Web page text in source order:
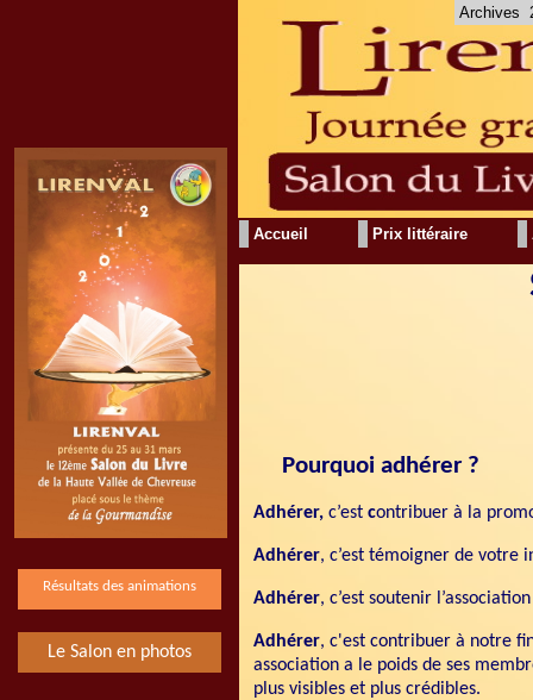
Accueil Prix littéraire
Archives
Résultats des animations
Le Salon en photos
Pourquoi adhérer ?
Adhérer, c’est contribuer à la
Adhérer, c’est témoigner de votre
Adhérer, c’est soutenir
Adhérer, c'est contribuer à notre
association a le poids de ses
plus visibles et plus crédibles.